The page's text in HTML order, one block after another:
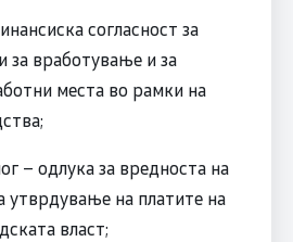
согласност за
за вработување и за
места во рамки на
– одлука за вредноста на
утврдување на платите на
власт;